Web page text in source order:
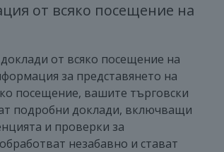
от всяко посещение на
от всяко посещение на
за представянето на
посещение, вашите търговски
подробни доклади, включващи
и проверки за
незабавно и стават